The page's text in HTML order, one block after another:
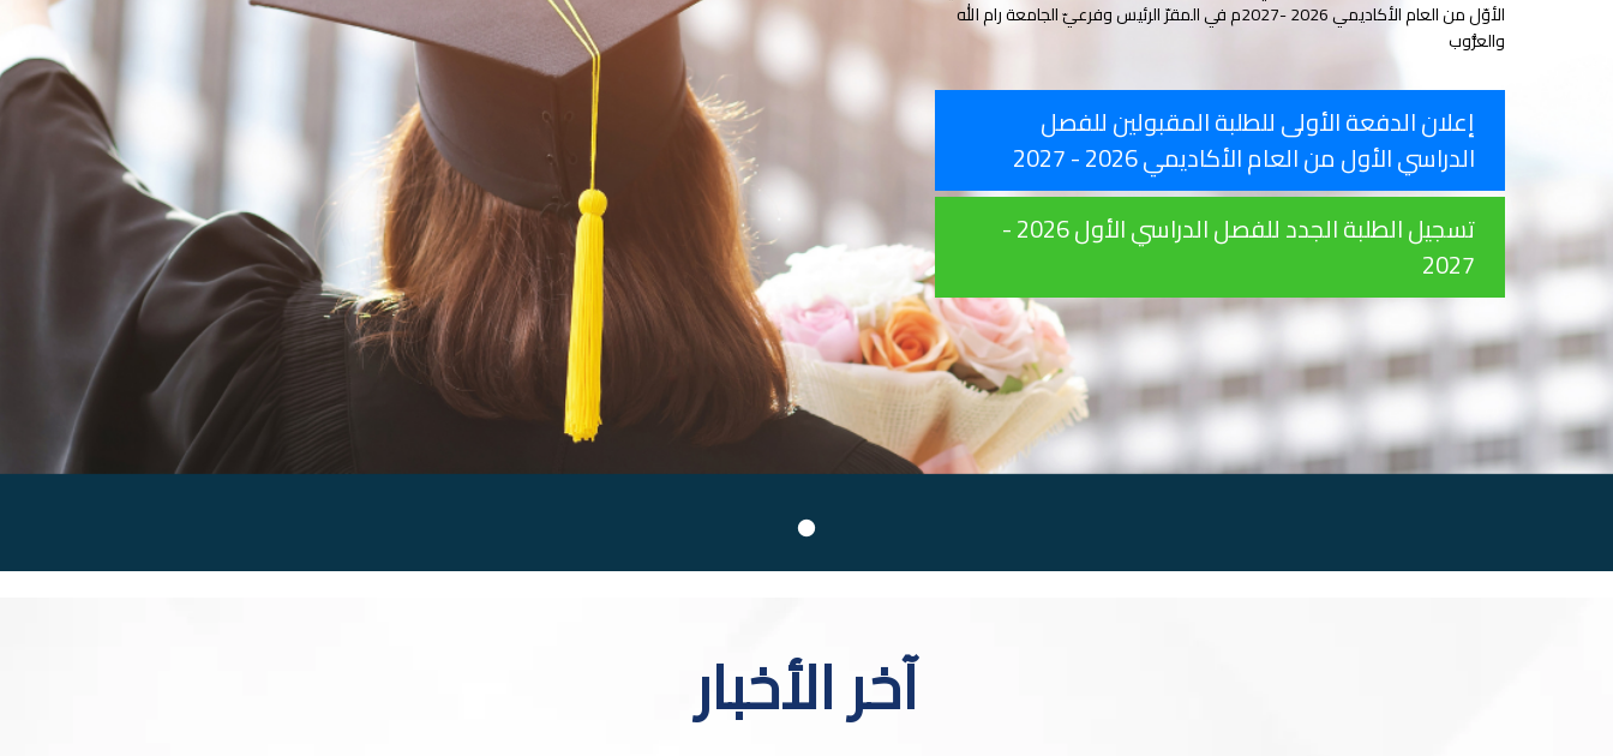
الأوّل من العام الأكاديمي 2026 -2027م في المقرّ الرئيس وفرعيّ الجامعة رام الله
والعرُّوب
إعلان الدفعة الأولى للطلبة المقبولين للفصل
الدراسي الأول من العام الأكاديمي 2026 - 2027
تسجيل الطلبة الجدد للفصل الدراسي الأول 2026 -
2027
آخر الأخبار